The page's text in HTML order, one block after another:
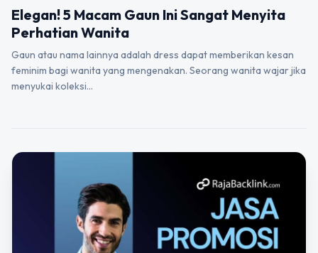
Elegan! 5 Macam Gaun Ini Sangat Menyita
Perhatian Wanita
Gaun atau nama lainnya adalah dress dapat memberikan kesan
feminim bagi wanita yang mengenakan. Seorang wanita wajar jika
menyukai koleksi…